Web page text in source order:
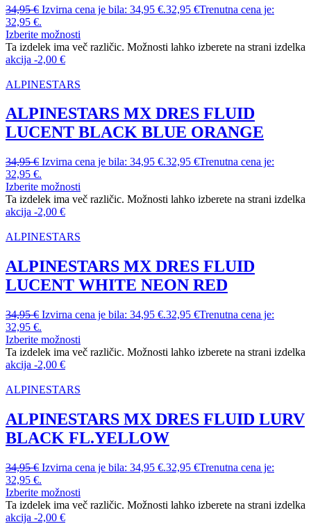
34,95€ Izvirna cena je bila: 34,95 €.32,95 €Trenutna cena je:
32,95 €.
Izberite možnosti
Ta izdelek ima več različic. Možnosti lahko izberete na strani izdelka
akcija -2,00 €
ALPINESTARS
ALPINESTARS MX DRES FLUID
LUCENT BLACK BLUE ORANGE
34,95€ Izvirna cena je bila: 34,95 €.32,95 €Trenutna cena je:
32,95 €.
Izberite možnosti
Ta izdelek ima več različic. Možnosti lahko izberete na strani izdelka
akcija -2,00 €
ALPINESTARS
ALPINESTARS MX DRES FLUID
LUCENT WHITE NEON RED
34,95€ Izvirna cena je bila: 34,95 €.32,95 €Trenutna cena je:
32,95 €.
Izberite možnosti
Ta izdelek ima več različic. Možnosti lahko izberete na strani izdelka
akcija -2,00 €
ALPINESTARS
ALPINESTARS MX DRES FLUID LURV
BLACK FL.YELLOW
34,95€ Izvirna cena je bila: 34,95 €.32,95 €Trenutna cena je:
32,95 €.
Izberite možnosti
Ta izdelek ima več različic. Možnosti lahko izberete na strani izdelka
akcija -2,00 €